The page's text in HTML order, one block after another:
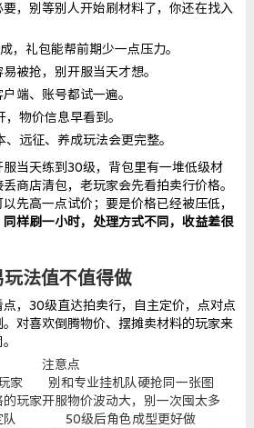
，别等别人开始刷材料了，你还在找入
，礼包能帮前期少一点压力。
被抢，别开服当天才想。
端、账号都试一遍。
，物价信息早看到。
、远征、养成玩法会更完整。
当天练到30级，背包里有一堆低级材
商店清包，老玩家会先看拍卖行价格。
先高一点试价；要是价格已经被压低，
同样刷一小时，处理方式不同，收益差很
玩法值不值得做
，30级直达拍卖行，自主定价，点对点
对喜欢倒腾物价、摆摊卖材料的玩家来
注意点
家
别和专业挂机队硬抢同一张图
的玩家开服物价波动大，别一次囤太多
队
50级后角色成型更好做